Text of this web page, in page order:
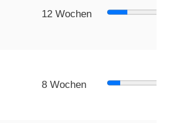
12 Wochen
8 Wochen